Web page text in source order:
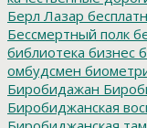
Берл Лазар
Бессмертный полк
библиотека бизнес
омбудсмен
Биробидажан
Биробиджанская